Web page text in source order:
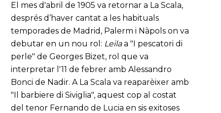
El mes d'abril de 1905 va retornar a La Scala,
després d’haver cantat a les habituals
temporades de Madrid, Palerm i Nàpols on va
debutar en un nou rol: Leilaa "I pescatori di
perle" de Georges Bizet, rol que va
interpretar l'11 de febrer amb Alessandro
Bonci de Nadir. A La Scala va reaparèixer amb
"Il barbiere di Siviglia", aquest cop al costat
del tenor Fernando de Lucia en sis exitoses